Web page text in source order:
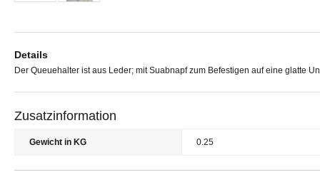
Details
Der Queuehalter ist aus Leder; mit Suabnapf zum Befestigen auf eine glatte
Zusatzinformation
Gewicht in KG 0.25